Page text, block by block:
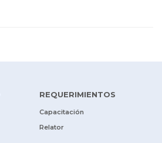
REQUERIMIENTOS
Capacitación
Relator